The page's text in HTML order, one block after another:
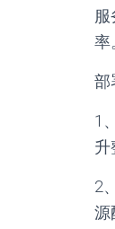
率
部
1
升
2
源